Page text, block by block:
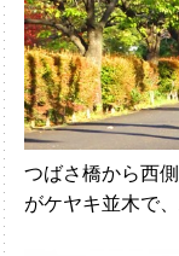
つばさ橋から西
がケヤキ並木で